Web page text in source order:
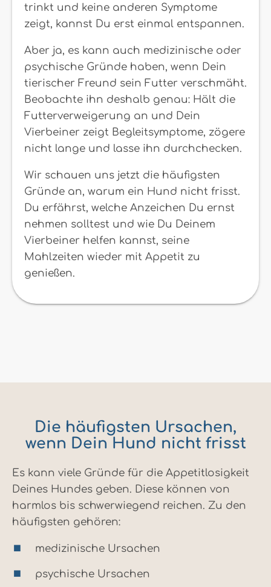
trinkt und keine anderen Symptome
zeigt, kannst Du erst einmal entspannen.
Aber ja, es kann auch medizinische oder
psychische Gründe haben, wenn Dein
tierischer Freund sein Futter verschmäht.
Beobachte ihn deshalb genau: Hält die
Futterverweigerung an und Dein
Vierbeiner zeigt Begleitsymptome, zögere
nicht lange und lasse ihn durchchecken.
Wir schauen uns jetzt die häufigsten
Gründe an, warum ein Hund nicht frisst.
Du erfährst, welche Anzeichen Du ernst
nehmen solltest und wie Du Deinem
Vierbeiner helfen kannst, seine
Mahlzeiten wieder mit Appetit zu
genießen.
Die häufigsten Ursachen,
wenn Dein Hund nicht frisst
Es kann viele Gründe für die Appetitlosigkeit
Deines Hundes geben. Diese können von
harmlos bis schwerwiegend reichen. Zu den
häufigsten gehören:
medizinische Ursachen
psychische Ursachen